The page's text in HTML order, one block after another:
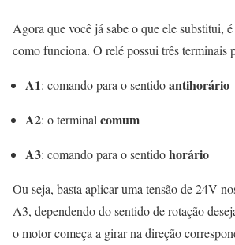
Agora que você já sabe o que ele substitui,
como funciona. O relé possui três terminais
A1: comando para o sentidoantihorário
A2: o terminal comum
A3: comando para o sentidohorário
Ou seja, basta aplicar uma tensão de 24V
A3, dependendo do sentido de rotação
o motor começa a girar na direção